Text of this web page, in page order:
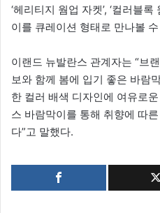
‘헤리티지 웜업 자켓’, ‘컬러블
이를 큐레이션 형태로 만나볼
이랜드 뉴발란스 관계자는 “브
보와 함께 봄에 입기 좋은 바람
한 컬러 배색 디자인에 여유로
스 바람막이를 통해 취향에 따
다”고 말했다.